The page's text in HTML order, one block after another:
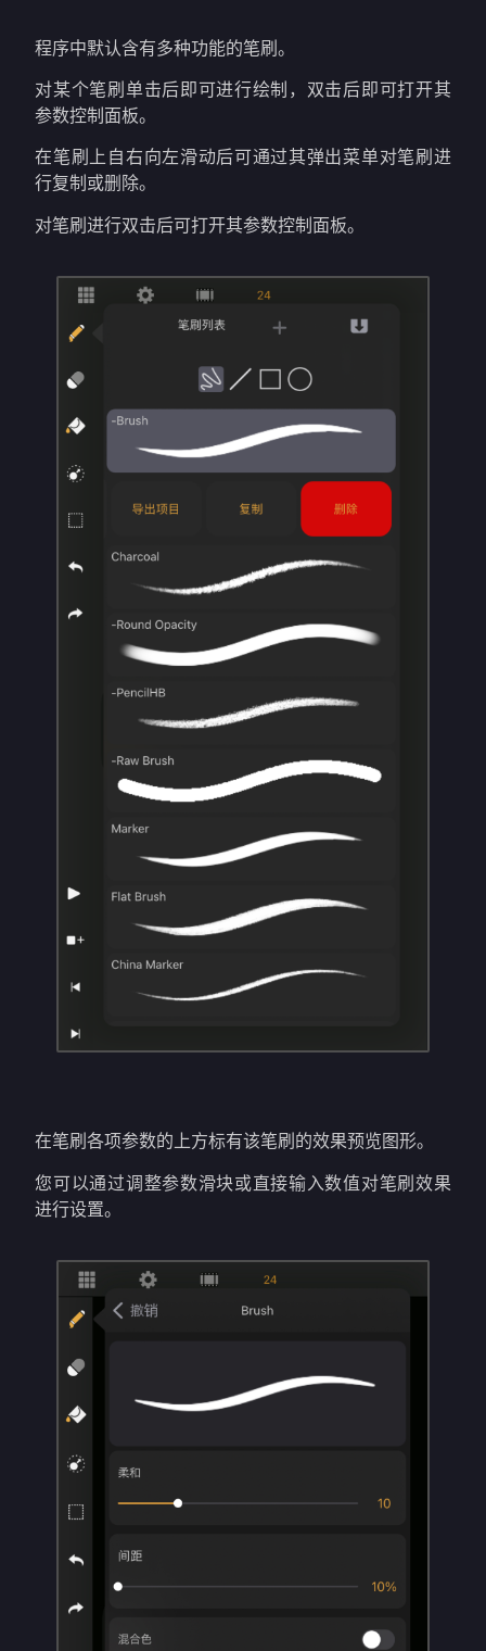
程序中默认含有多种功能的笔刷。
对某个笔刷单击后即可进行绘制，双击后即可打开其
参数控制面板。
在笔刷上自右向左滑动后可通过其弹出菜单对笔刷进
行复制或删除。
对笔刷进行双击后可打开其参数控制面板。
在笔刷各项参数的上方标有该笔刷的效果预览图形。
您可以通过调整参数滑块或直接输入数值对笔刷效果
进行设置。